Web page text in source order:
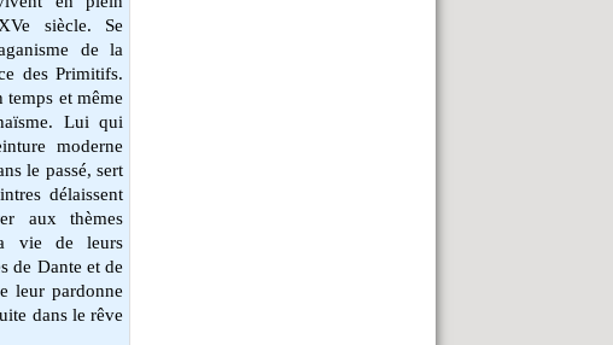
siècle. Se
de la
des Primitifs.
et même
Lui qui
moderne
le passé, sert
délaissent
aux thèmes
vie de leurs
de Dante et de
leur pardonne
dans le rêve